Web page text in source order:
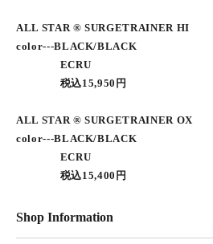
ALL STAR ® SURGETRAINER HI
color---BLACK/BLACK
ECRU
税込15,950円
ALL STAR ® SURGETRAINER OX
color---BLACK/BLACK
ECRU
税込15,400円
Shop Information